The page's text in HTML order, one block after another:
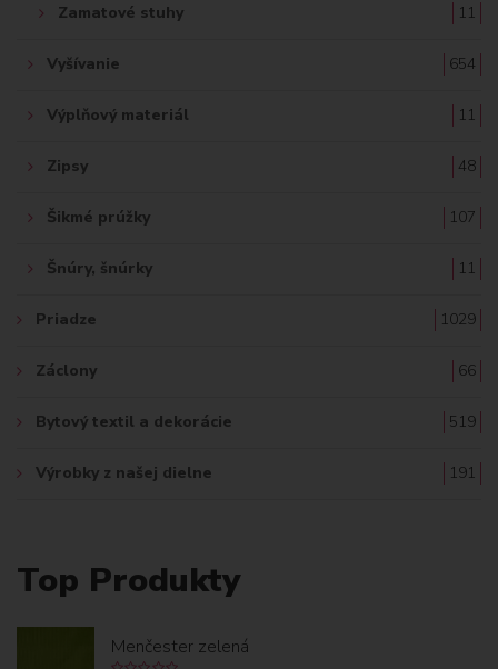
Zamatové stuhy 11
Vyšívanie 654
Výplňový materiál 11
Zipsy 48
Šikmé prúžky 107
Šnúry, šnúrky 11
Priadze 1029
Záclony 66
Bytový textil a dekorácie 519
Výrobky z našej dielne 191
Top Produkty
Menčester zelená